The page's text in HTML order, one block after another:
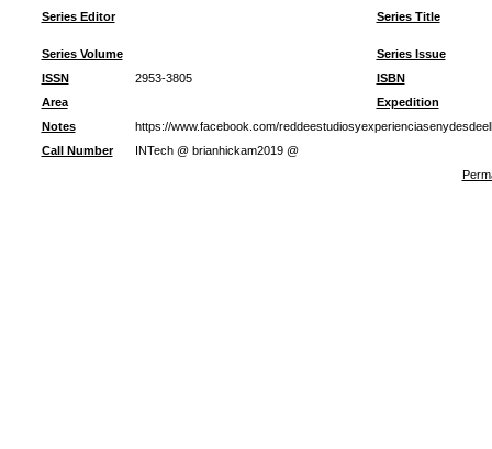
Series Editor
Series Title
Series Volume
Series Issue
ISSN
2953-3805
ISBN
Area
Expedition
Notes
https://www.facebook.com/
Call Number
INTech @ brianhickam2019 @